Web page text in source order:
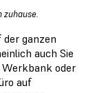
zuhause.
der ganzen
auch Sie
oder
auf